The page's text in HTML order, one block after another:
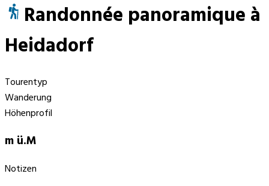
Randonnée panoramique à
Heidadorf
Tourentyp
Wanderung
Höhenprofil
m ü.M
Notizen